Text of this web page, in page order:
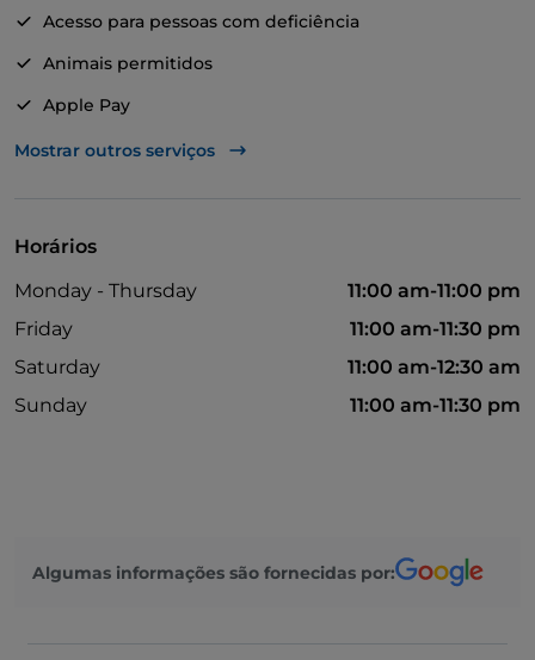
Acesso para pessoas com deficiência
Animais permitidos
Apple Pay
Takeaway
Mostrar outros serviços
Horários
Monday - Thursday
11:00 am-11:00 pm
Friday
11:00 am-11:30 pm
Saturday
11:00 am-12:30 am
Sunday
11:00 am-11:30 pm
Algumas informações são fornecidas por: